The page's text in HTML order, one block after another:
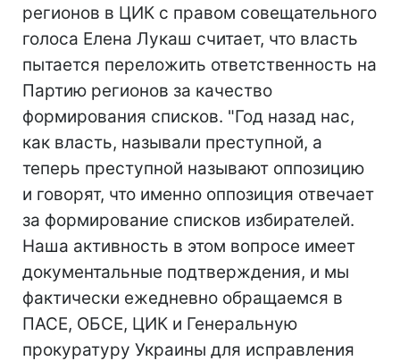
регионов в ЦИК с правом совещательного
голоса Елена Лукаш считает, что власть
пытается переложить ответственность на
Партию регионов за качество
формирования списков. "Год назад нас,
как власть, называли преступной, а
теперь преступной называют оппозицию
и говорят, что именно оппозиция отвечает
за формирование списков избирателей.
Наша активность в этом вопросе имеет
документальные подтверждения, и мы
фактически ежедневно обращаемся в
ПАСЕ, ОБСЕ, ЦИК и Генеральную
прокуратуру Украины для исправления